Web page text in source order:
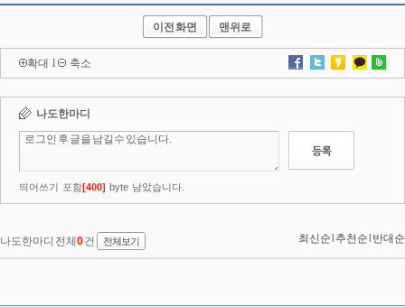
이전화면 맨위로
확대 l 축소